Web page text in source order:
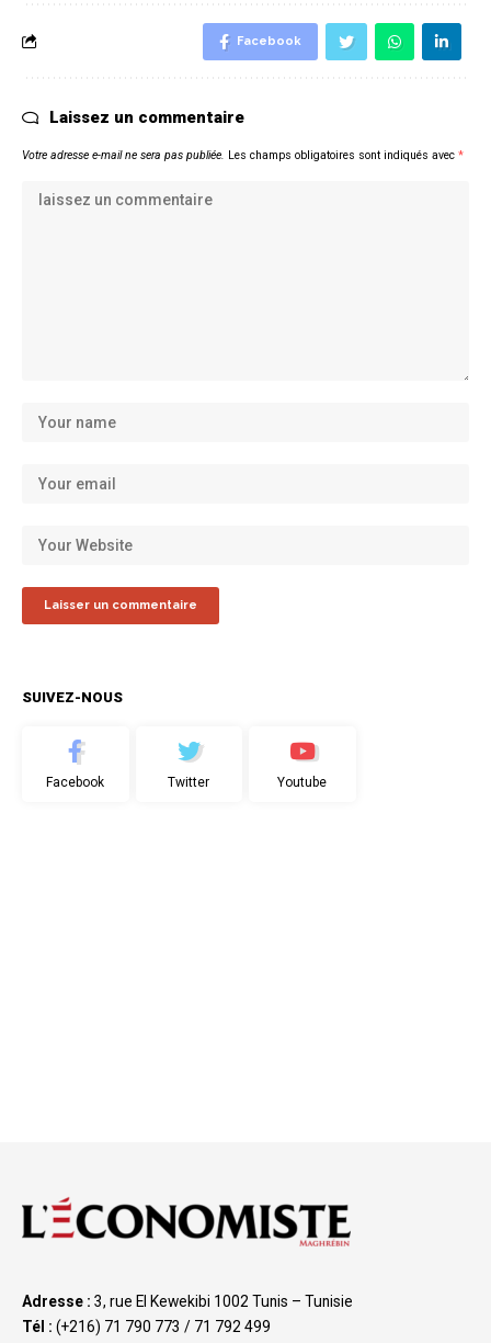
Facebook
Laissez un commentaire
Votre adresse e-mail ne sera pas publiée. Les champs obligatoires sont indiqués avec *
SUIVEZ-NOUS
Facebook Twitter Youtube
Adresse : 3, rue El Kewekibi 1002 Tunis – Tunisie
Tél : (+216) 71 790 773 / 71 792 499